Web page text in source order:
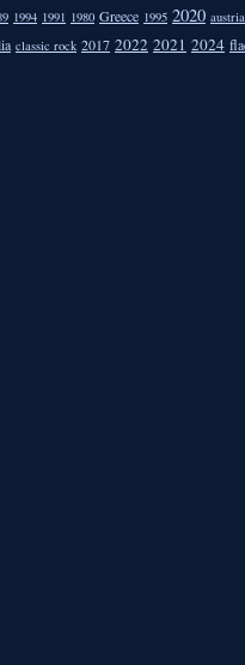
1994 1991 1980 Greece 1995 2020 austria
classic rock 2017 2022 2021 2024